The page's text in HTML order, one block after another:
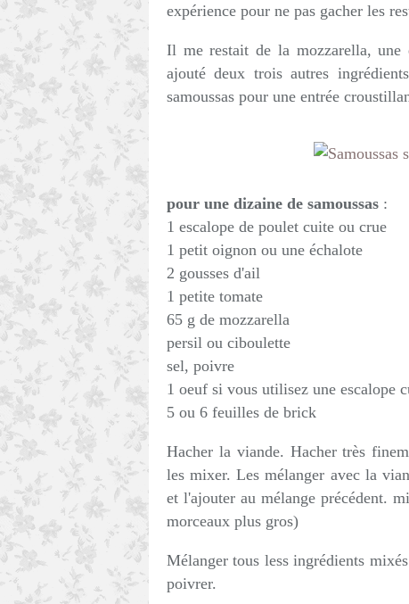
expérience pour ne pas gacher les
Il me restait de la mozzarella, une
ajouté deux trois autres
samoussas pour une entrée
pour une dizaine de samoussas :
1 escalope de poulet cuite ou crue
1 petit oignon ou une échalote
2 gousses d'ail
1 petite tomate
65 g de mozzarella
persil ou ciboulette
sel, poivre
1 oeuf si vous utilisez une escalope
5 ou 6 feuilles de brick
Hacher la viande. Hacher très
les mixer. Les mélanger avec la
et l'ajouter au mélange précédent.
morceaux plus gros)
Mélanger tous less ingrédients
poivrer.